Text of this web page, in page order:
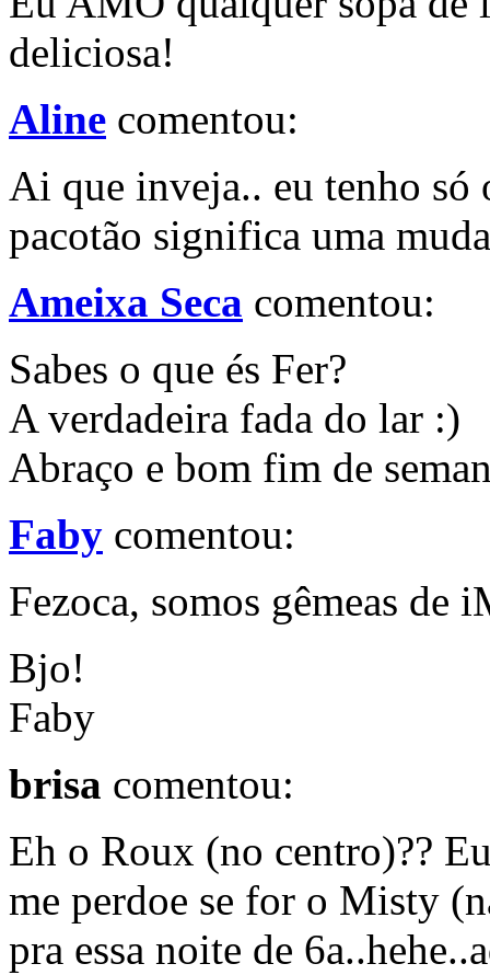
deliciosa!
Aline comentou:
Ai que inveja.. eu tenho só
pacotão significa uma
Ameixa Seca comentou:
Sabes o que és Fer?
A verdadeira fada do lar :)
Abraço e bom fim de
Faby comentou:
Fezoca, somos gêmeas de
Bjo!
Faby
brisa comentou:
Eh o Roux (no centro)??
me perdoe se for o Misty
pra essa noite de